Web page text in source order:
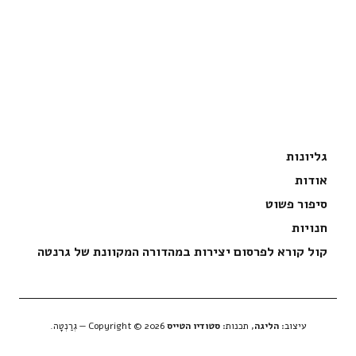
גליונות
אודות
סיפור פשוט
חנויות
קול קורא לפרסום יצירות במהדורה המקוונת של גרנטה
עיצוב:הליגה, תכנות:סטודיו הטייסCopyright © 2026 — גְרַנְטָה.